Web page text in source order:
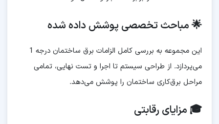
🌟 مباحث تخصصی پوشش داده شده
این مجموعه به بررسی کامل الزامات برق ساختمان درجه 1
می‌پردازد. از طراحی سیستم تا اجرا و تست نهایی، تمامی
مراحل برق‌کاری ساختمان را پوشش می‌دهد.
🎓 مزایای رقابتی